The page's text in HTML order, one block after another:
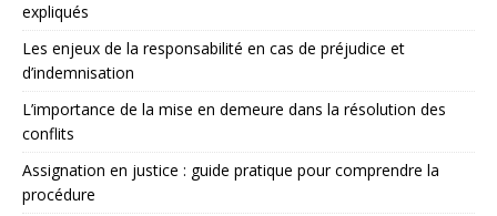
expliqués
Les enjeux de la responsabilité en cas de préjudice et
d’indemnisation
L’importance de la mise en demeure dans la résolution des
conflits
Assignation en justice : guide pratique pour comprendre la
procédure